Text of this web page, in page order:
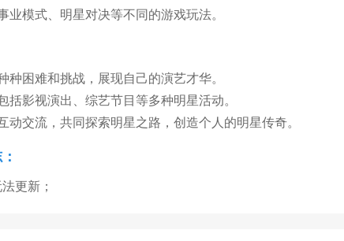
业模式、明星对决等不同的游戏玩法。
种困难和挑战，展现自己的演艺才华。
括影视演出、综艺节目等多种明星活动。
动交流，共同探索明星之路，创造个人的明星传奇。
更新；